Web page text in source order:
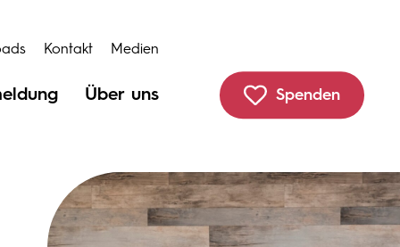
Über uns
Kontakt Medien
Spenden